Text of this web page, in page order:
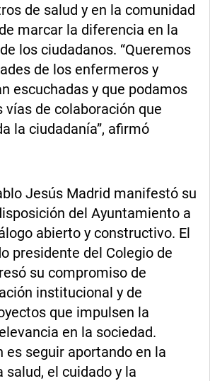
de salud y en la comunidad
marcar la diferencia en la
los ciudadanos. “Queremos
de los enfermeros y
escuchadas y que podamos
vías de colaboración que
la ciudadanía”, afirmó
Jesús Madrid manifestó su
del Ayuntamiento a
abierto y constructivo. El
presidente del Colegio de
su compromiso de
institucional y de
que impulsen la
en la sociedad.
es seguir aportando en la
salud, el cuidado y la